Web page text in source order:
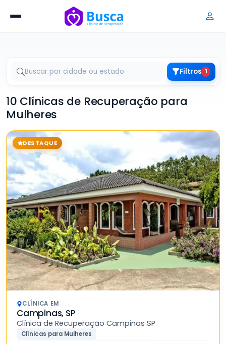
Filtros 1
10 Clínicas de Recuperação para
Mulheres
DESTAQUE
CLÍNICA EM
Campinas, SP
Clínica de Recuperação Campinas SP
Clínicas para Mulheres